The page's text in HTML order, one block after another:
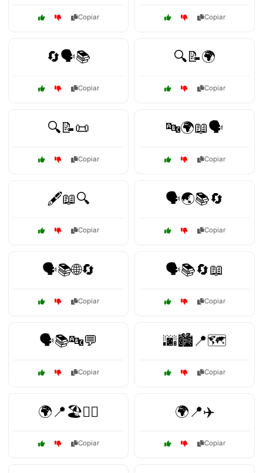
Copiar Copiar
🔄🗣️📚
Copiar
🔍📝🌍
Copiar
🔍📝📜
Copiar
🔤🌍📖🗣️
Copiar
🖋️📖🔍
Copiar
🗣️🌏📚🔄
Copiar
🗣️📚🌐🔄
Copiar
🗣️📚🔄📖
Copiar
🗣️📚🔤💬
Copiar
🌆🏙️📍🗺️
Copiar
🌍📍🏖️🏄‍♂️
Copiar
🌍📍✈️
Copiar